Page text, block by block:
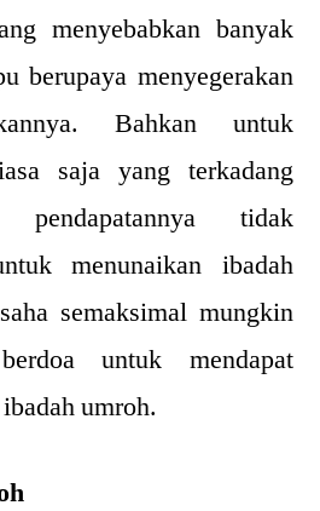
menyebabkan banyak
berupaya menyegerakan
Bahkan untuk
saja yang terkadang
tidak
menunaikan ibadah
semaksimal mungkin
untuk mendapat
umroh.